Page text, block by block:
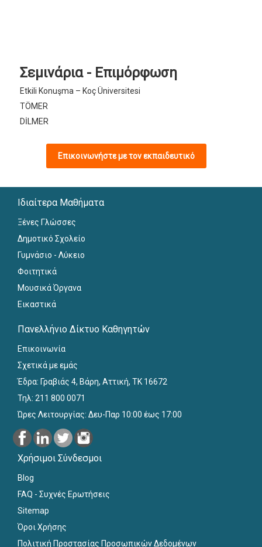
Σεμινάρια - Επιμόρφωση
Etkili Konuşma – Koç Üniversitesi
TÖMER
DİLMER
Επικοινωνήστε με τον εκπαιδευτικό
Ιδιαίτερα Μαθήματα
Ξένες Γλώσσες
Δημοτικό Σχολείο
Γυμνάσιο - Λύκειο
Φοιτητικά
Μουσικά Όργανα
Εικαστικά
Πανελλήνιο Δίκτυο Καθηγητών
Επικοινωνία
Σχετικά με εμάς
Έδρα: Γραβιάς 4, Βάρη, Αττική, ΤΚ 16672
Τηλ: 211 800 0071
Ώρες Λειτουργίας: Δευ-Παρ 10:00 έως 17:00
Χρήσιμοι Σύνδεσμοι
Blog
FAQ - Συχνές Ερωτήσεις
Sitemap
Όροι Χρήσης
Πολιτική Προστασίας Προσωπικών Δεδομένων